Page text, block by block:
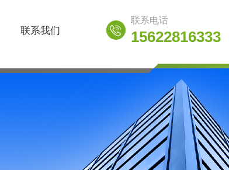
联系我们
联系电话
15622816333